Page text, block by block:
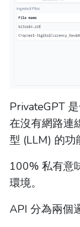
PrivateGPT
在沒有網路連
型 (LLM) 的功
100% 私有意
環境。
API 分為兩個